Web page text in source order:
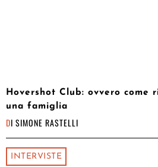
Hovershot Club: ovvero come
una famiglia
DI SIMONE RASTELLI
INTERVISTE